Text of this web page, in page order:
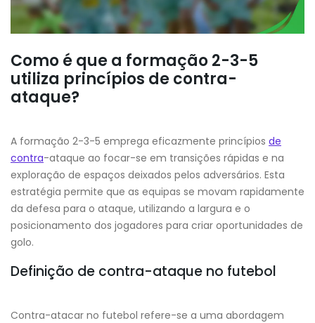
Como é que a formação 2-3-5
utiliza princípios de contra-
ataque?
A formação 2-3-5 emprega eficazmente princípios de
contra-ataque ao focar-se em transições rápidas e na
exploração de espaços deixados pelos adversários. Esta
estratégia permite que as equipas se movam rapidamente
da defesa para o ataque, utilizando a largura e o
posicionamento dos jogadores para criar oportunidades de
golo.
Definição de contra-ataque no futebol
Contra-atacar no futebol refere-se a uma abordagem